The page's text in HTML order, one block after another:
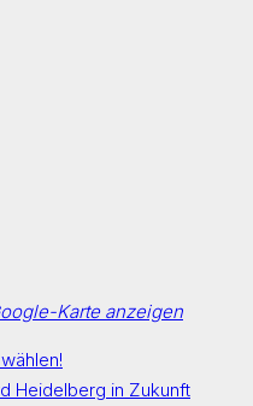
Karte anzeigen
Heidelberg in Zukunft